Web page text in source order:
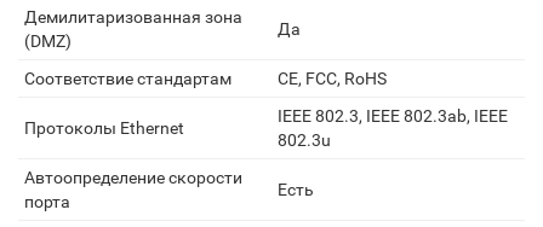
Демилитаризованная зона
(DMZ)
Да
Соответствие стандартам CE, FCC, RoHS
Протоколы Ethernet
IEEE 802.3, IEEE 802.3ab, IEEE
802.3u
Автоопределение скорости
порта
Есть